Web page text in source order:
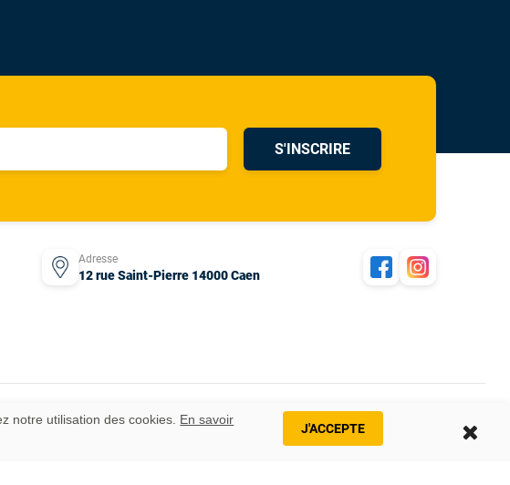
S'INSCRIRE
Adresse
12 rue Saint-Pierre 14000 Caen
notre utilisation des cookies. En savoir
J'ACCEPTE